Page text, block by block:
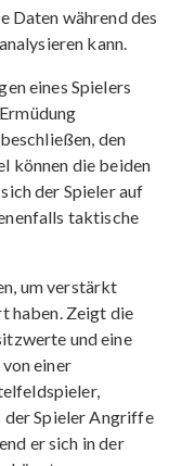
Daten während des
kann.
eines Spielers
den
können die beiden
der Spieler auf
taktische
um verstärkt
haben. Zeigt die
und eine
einer
der Spieler Angriffe
er sich in der